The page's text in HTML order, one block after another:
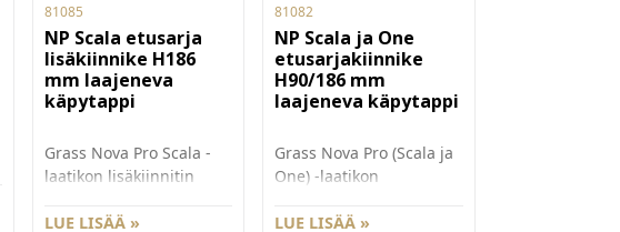
81085
NP Scala etusarja
lisäkiinnike H186
mm laajeneva
käpytappi
Grass Nova Pro Scala -
laatikon lisäkiinnitin
186 mm korkean
LUE LISÄÄ »
81082
NP Scala ja One
etusarjakiinnike
H90/186 mm
laajeneva käpytappi
Grass Nova Pro (Scala ja
One) -laatikon
laajenevalla käpytapilla
LUE LISÄÄ »